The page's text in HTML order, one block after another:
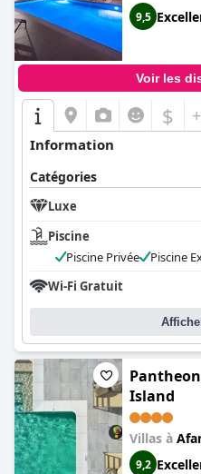
9,5
Voir les
$
Information
Catégories
Luxe
Piscine
Piscine Privée
Piscine
Wi-Fi Gratuit
Island
Villas à
9,2